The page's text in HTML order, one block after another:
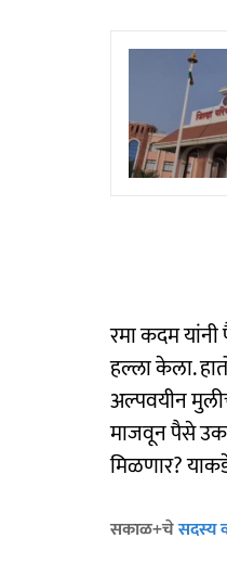
रमा कदम
हल्ला केला.
अल्पवयीन
माजवून पैसे
मिळणार?
सकाळ+चेसदस्य